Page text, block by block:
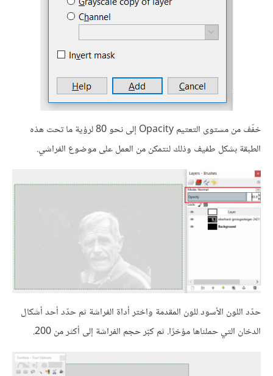
خفّف من مستوى التعتيم Opacity إلى نحو 80 لرؤية ما تحت هذه
الطبقة بشكل طفيف وذلك لنتمكن من العمل على موضوع الفراشي.
حدّد اللون الأسود للون المقدمة واختر أداة الفراشة ثم حدّد أحد أشكال
الدخان التي حملناها مؤخرًا. ثم كبّر حجم الفراشة إلى أكثر من 200.